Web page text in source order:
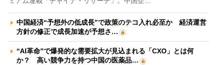
中国経済“予想外の低成長”で政策のテコ入れ必至か 経済運営
方針の修正で成長加速が予想さ…
“AI革命”で爆発的な需要拡大が見込まれる「CXO」とは何
か？ 高い競争力を持つ中国の医薬品…